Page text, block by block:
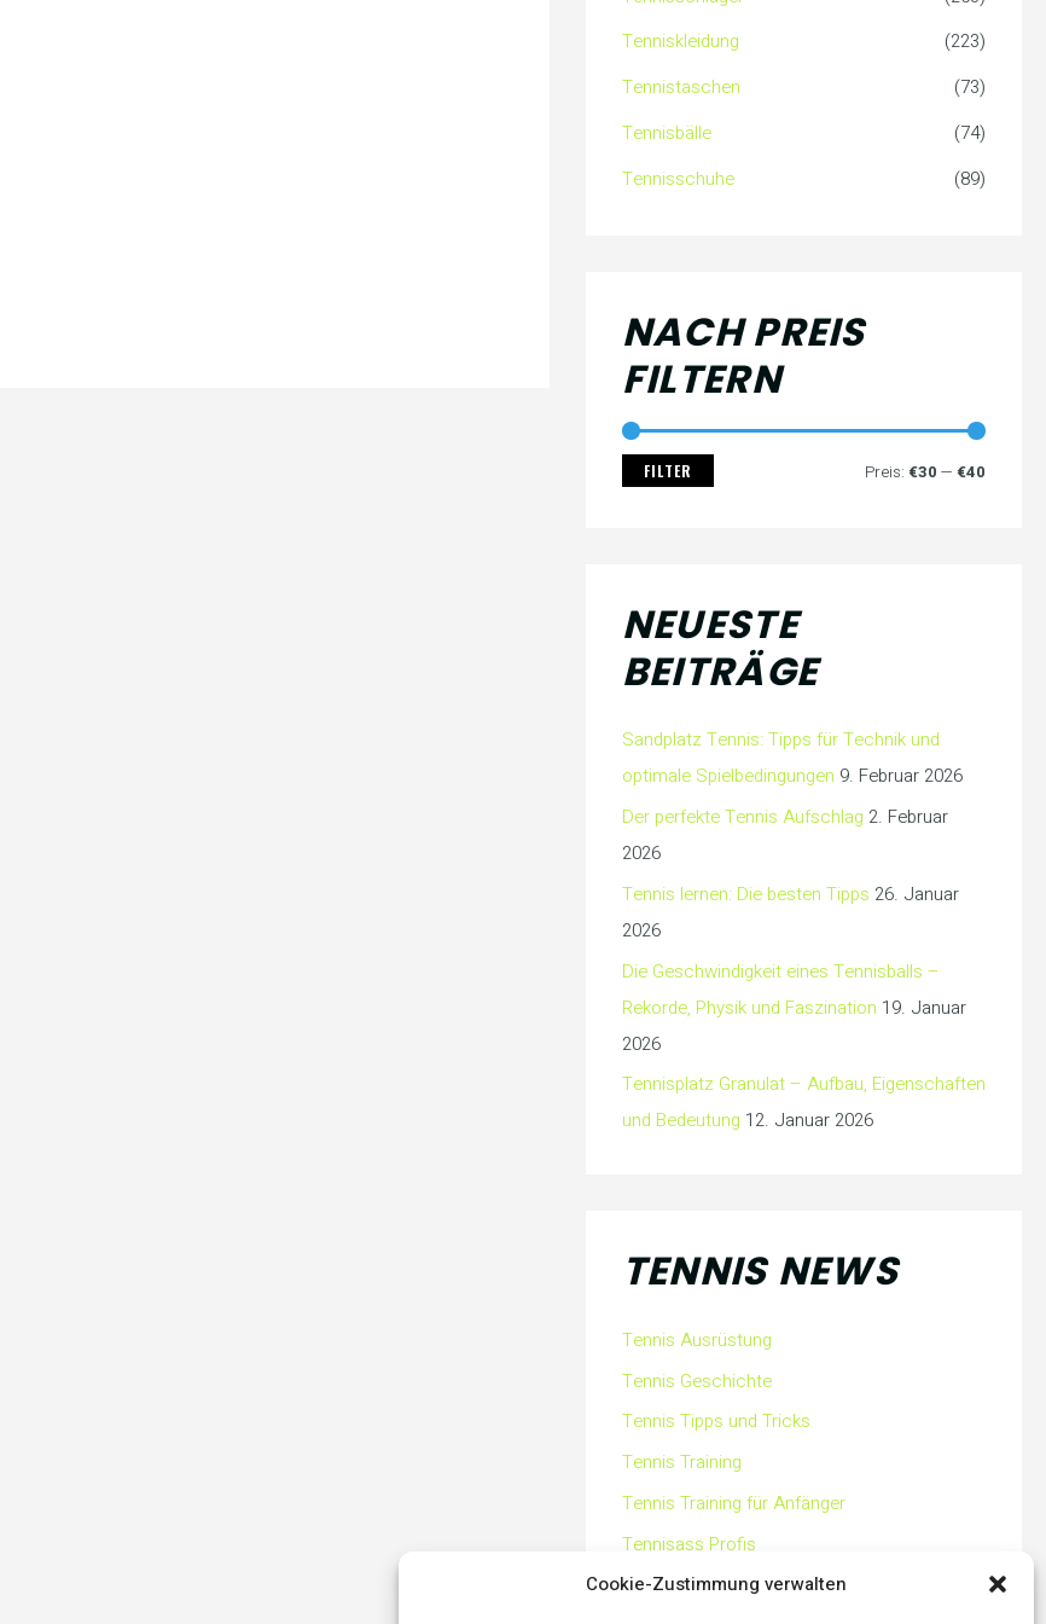
Cookie-Zustimmung verwalten
c
h
:
Tenniskleidung
(223)
Tennistaschen
(73)
Tennisbälle
(74)
Tennisschuhe
(89)
NACH PREIS
FILTERN
FILTER Preis: €30 — €40
NEUESTE
BEITRÄGE
Sandplatz Tennis: Tipps für Technik und
optimale Spielbedingungen 9. Februar 2026
Der perfekte Tennis Aufschlag 2. Februar
2026
Tennis lernen: Die besten Tipps 26. Januar
2026
Die Geschwindigkeit eines Tennisballs –
Rekorde, Physik und Faszination 19. Januar
2026
Tennisplatz Granulat – Aufbau, Eigenschaften
und Bedeutung 12. Januar 2026
TENNIS NEWS
Tennis Ausrüstung
Tennis Geschichte
Tennis Tipps und Tricks
Tennis Training
Tennis Training für Anfänger
Tennisass Profis
Tennisbälle